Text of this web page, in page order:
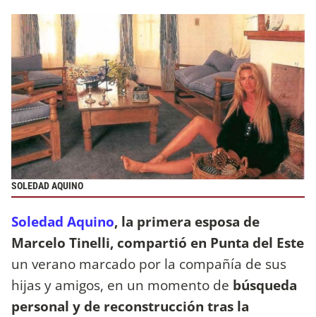
SOLEDAD AQUINO
Soledad Aquino, la primera esposa de
Marcelo Tinelli, compartió en Punta del Este
un verano marcado por la compañía de sus
hijas y amigos, en un momento de búsqueda
personal y de reconstrucción tras la